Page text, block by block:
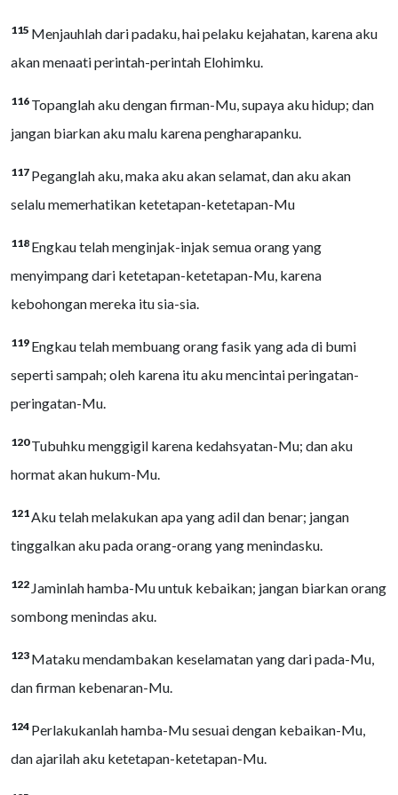
115 Menjauhlah dari padaku, hai pelaku kejahatan, karena aku
akan menaati perintah-perintah Elohimku.
116 Topanglah aku dengan firman-Mu, supaya aku hidup; dan
jangan biarkan aku malu karena pengharapanku.
117 Peganglah aku, maka aku akan selamat, dan aku akan
selalu memerhatikan ketetapan-ketetapan-Mu
118 Engkau telah menginjak-injak semua orang yang
menyimpang dari ketetapan-ketetapan-Mu, karena
kebohongan mereka itu sia-sia.
119 Engkau telah membuang orang fasik yang ada di bumi
seperti sampah; oleh karena itu aku mencintai peringatan-
peringatan-Mu.
120Tubuhku menggigil karena kedahsyatan-Mu; dan aku
hormat akan hukum-Mu.
121Aku telah melakukan apa yang adil dan benar; jangan
tinggalkan aku pada orang-orang yang menindasku.
122 Jaminlah hamba-Mu untuk kebaikan; jangan biarkan orang
sombong menindas aku.
123 Mataku mendambakan keselamatan yang dari pada-Mu,
dan firman kebenaran-Mu.
124 Perlakukanlah hamba-Mu sesuai dengan kebaikan-Mu,
dan ajarilah aku ketetapan-ketetapan-Mu.